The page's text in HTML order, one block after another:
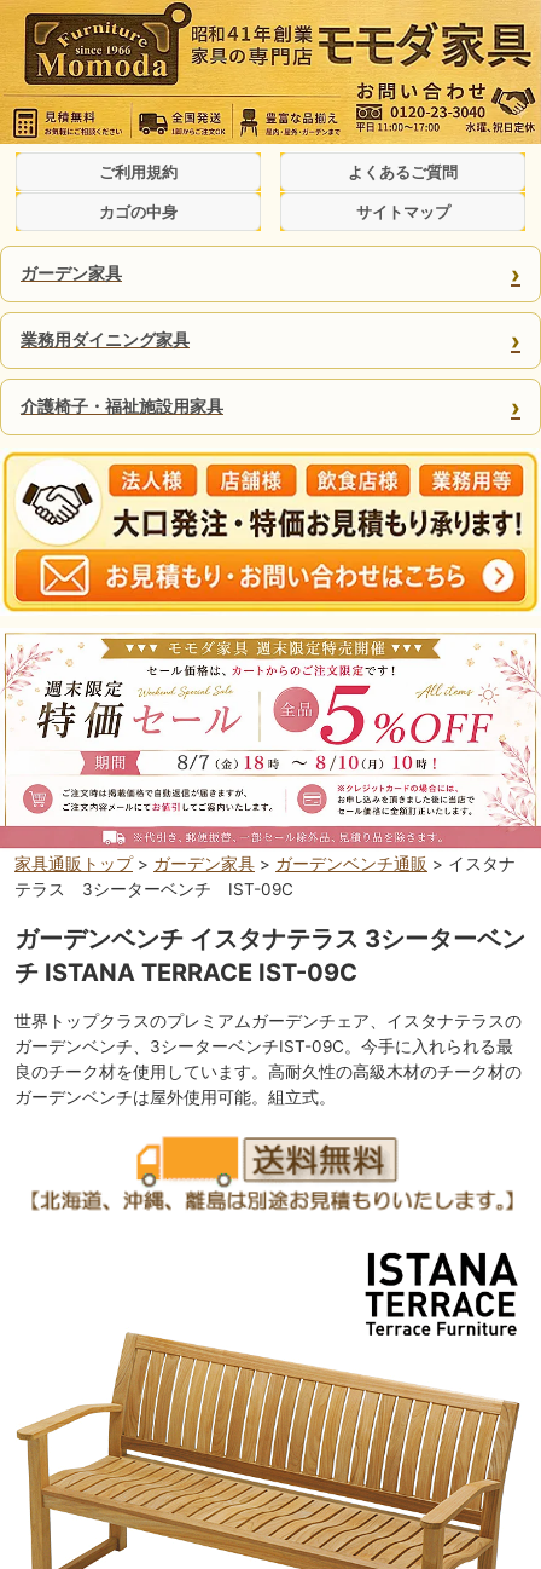
ご利用規約 よくあるご質問
カゴの中身 サイトマップ
ガーデン家具 ›
業務用ダイニング家具 ›
介護椅子・福祉施設用家具 ›
家具通販トップ> ガーデン家具 > ガーデンベンチ通販 > イスタナ
テラス 3シーターベンチ IST-09C
ガーデンベンチ イスタナテラス 3シーターベン
チ ISTANA TERRACE IST-09C
世界トップクラスのプレミアムガーデンチェア、イスタナテラスの
ガーデンベンチ、3シーターベンチIST-09C。今手に入れられる最
良のチーク材を使用しています。高耐久性の高級木材のチーク材の
ガーデンベンチは屋外使用可能。組立式。